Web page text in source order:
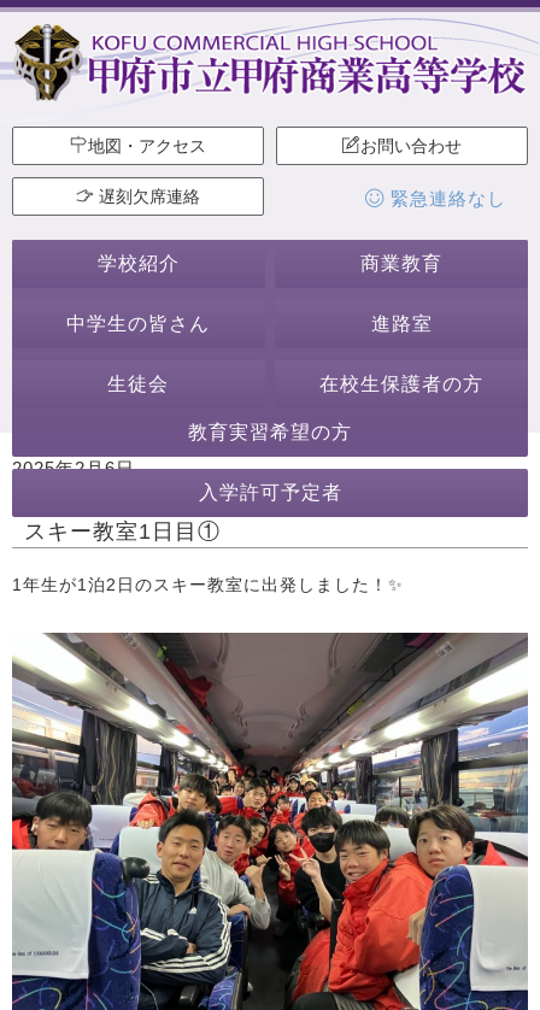
地図・アクセス お問い合わせ
遅刻欠席連絡 緊急連絡なし
学校紹介 商業教育
中学生の皆さん 進路室
生徒会 在校生保護者の方
教育実習希望の方
入学許可予定者
2025年2月6日
行事・活動 スキー教室
スキー教室1日目①
1年生が1泊2日のスキー教室に出発しました！✨